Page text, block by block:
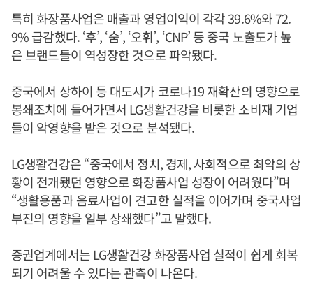
특히 화장품사업은 매출과 영업이익이 각각 39.6%와 72.
9% 급감했다. ‘후’, ‘숨’, ‘오휘’, ‘CNP’ 등 중국 노출도가 높
은 브랜드들이 역성장한 것으로 파악됐다.
중국에서 상하이 등 대도시가 코로나19 재확산의 영향으로
봉쇄조치에 들어가면서 LG생활건강을 비롯한 소비재 기업
들이 악영향을 받은 것으로 분석됐다.
LG생활건강은 “중국에서 정치, 경제, 사회적으로 최악의 상
황이 전개됐던 영향으로 화장품사업 성장이 어려웠다”며
“생활용품과 음료사업이 견고한 실적을 이어가며 중국사업
부진의 영향을 일부 상쇄했다”고 말했다.
증권업계에서는 LG생활건강 화장품사업 실적이 쉽게 회복
되기 어려울 수 있다는 관측이 나온다.